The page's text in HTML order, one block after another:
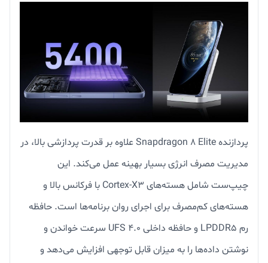
پردازنده Snapdragon 8 Elite علاوه بر قدرت پردازشی بالا، در
مدیریت مصرف انرژی بسیار بهینه عمل می‌کند. این
چیپ‌ست شامل هسته‌های Cortex-X3 با فرکانس بالا و
هسته‌های کم‌مصرف برای اجرای روان برنامه‌ها است. حافظه
رم LPDDR5 و حافظه داخلی UFS 4.0 سرعت خواندن و
نوشتن داده‌ها را به میزان قابل توجهی افزایش می‌دهد و